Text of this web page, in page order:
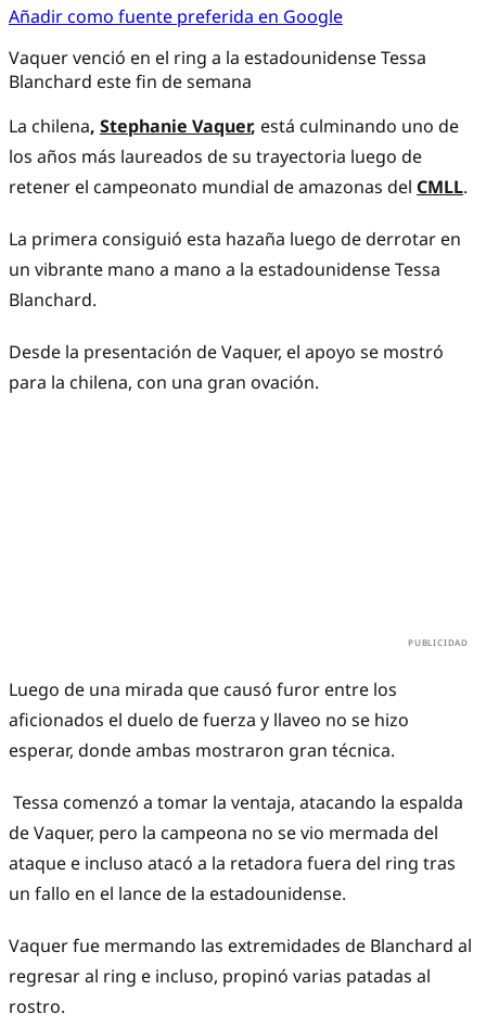
Añadir como fuente preferida en Google
Vaquer venció en el ring a la estadounidense Tessa
Blanchard este fin de semana
La chilena, Stephanie Vaquer, está culminando uno de
los años más laureados de su trayectoria luego de
retener el campeonato mundial de amazonas del CMLL.
La primera consiguió esta hazaña luego de derrotar en
un vibrante mano a mano a la estadounidense Tessa
Blanchard.
Desde la presentación de Vaquer, el apoyo se mostró
para la chilena, con una gran ovación.
Luego de una mirada que causó furor entre los
aficionados el duelo de fuerza y llaveo no se hizo
esperar, donde ambas mostraron gran técnica.
Tessa comenzó a tomar la ventaja, atacando la espalda
de Vaquer, pero la campeona no se vio mermada del
ataque e incluso atacó a la retadora fuera del ring tras
un fallo en el lance de la estadounidense.
Vaquer fue mermando las extremidades de Blanchard al
regresar al ring e incluso, propinó varias patadas al
rostro.